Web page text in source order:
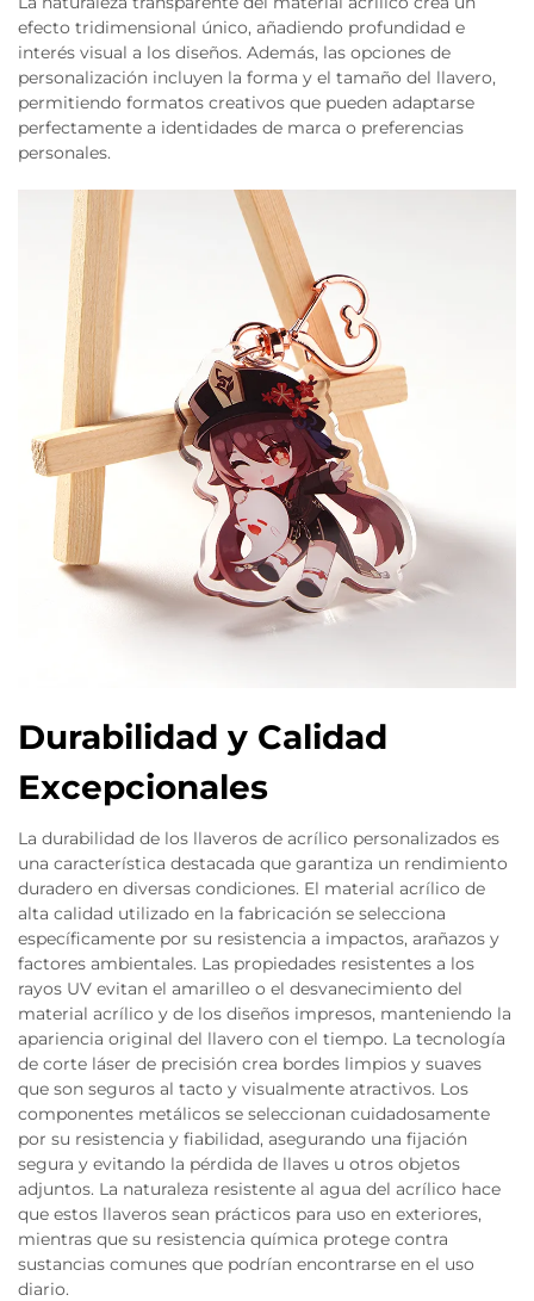
efecto tridimensional único, añadiendo profundidad e
interés visual a los diseños. Además, las opciones de
personalización incluyen la forma y el tamaño del llavero,
permitiendo formatos creativos que pueden adaptarse
perfectamente a identidades de marca o preferencias
personales.
Durabilidad y Calidad
Excepcionales
La durabilidad de los llaveros de acrílico personalizados es
una característica destacada que garantiza un rendimiento
duradero en diversas condiciones. El material acrílico de
alta calidad utilizado en la fabricación se selecciona
específicamente por su resistencia a impactos, arañazos y
factores ambientales. Las propiedades resistentes a los
rayos UV evitan el amarilleo o el desvanecimiento del
material acrílico y de los diseños impresos, manteniendo la
apariencia original del llavero con el tiempo. La tecnología
de corte láser de precisión crea bordes limpios y suaves
que son seguros al tacto y visualmente atractivos. Los
componentes metálicos se seleccionan cuidadosamente
por su resistencia y fiabilidad, asegurando una fijación
segura y evitando la pérdida de llaves u otros objetos
adjuntos. La naturaleza resistente al agua del acrílico hace
que estos llaveros sean prácticos para uso en exteriores,
mientras que su resistencia química protege contra
sustancias comunes que podrían encontrarse en el uso
diario.